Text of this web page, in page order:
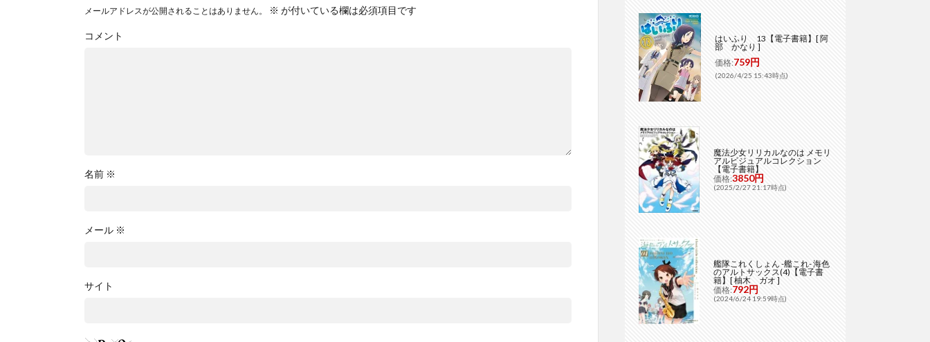
メールアドレスが公開されることはありません。 ※ が付いている欄は必須項目です
コメント
名前 ※
メール ※
サイト
はいふり 13【電子書籍】[ 阿
部 かなり ]
価格:759円
(2026/4/25 15:43時点)
魔法少女リリカルなのは メモリ
アルビジュアルコレクション
【電子書籍】
価格:3850円
(2025/2/27 21:17時点)
艦隊これくしょん -艦これ- 海色
のアルトサックス(4)【電子書
籍】[ 柚木 ガオ ]
価格:792円
(2024/6/24 19:59時点)